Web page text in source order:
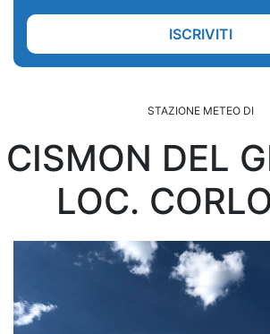
ISCRIVITI
STAZIONE METEO DI
CISMON DEL
LOC.